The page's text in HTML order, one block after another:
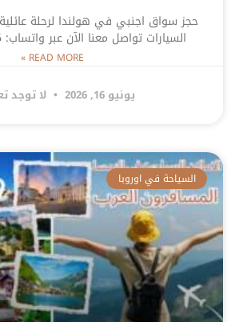
حجز سواق اجنبي في هولندا لرحلة
السيارات تواصل معنا الآن عبر واتساب: 0031638154776
READ MORE »
يونيو 16, 2026 لا توجد
السياحة في اوروبا